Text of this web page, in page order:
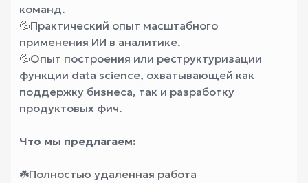
команд.
💦Практический опыт масштабного
применения ИИ в аналитике.
💦Опыт построения или реструктуризации
функции data science, охватывающей как
поддержку бизнеса, так и разработку
продуктовых фич.
Что мы предлагаем:
☘️Полностью удаленная работа